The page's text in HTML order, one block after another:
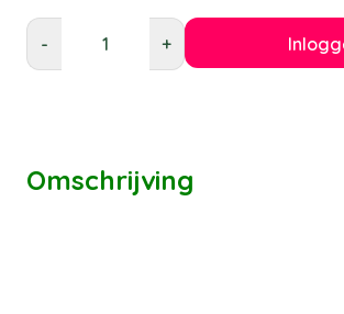
- +
Omschrijving